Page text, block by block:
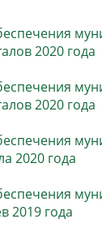
2020 года
2020 года
2020 года
2019 года